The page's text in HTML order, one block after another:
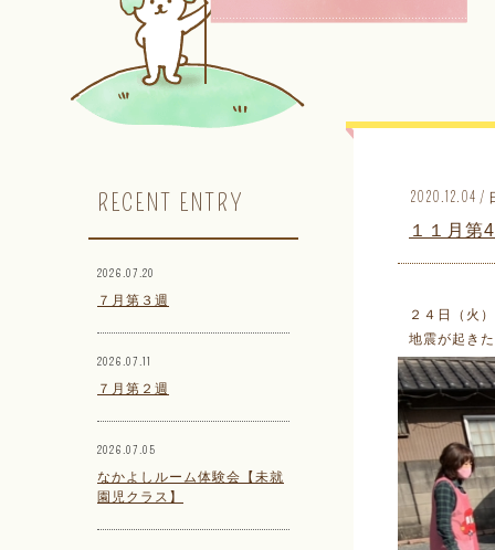
RECENT ENTRY
2026.07.20
７月第３週
2026.07.11
７月第２週
2026.07.05
なかよしルーム体験会【未就
園児クラス】
2020.12.04 /
１１月第
２４日（火
地震が起き